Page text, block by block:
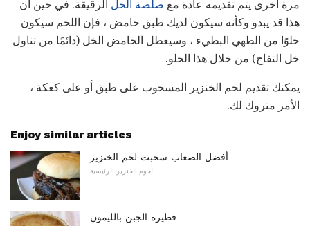
مرة أخرى يتم تقديمه عادة مع صلصة الخل الرقيقة. في حين أن
هذا قد يبدو وكأنه سيكون لديك طبق حامض ، فإن اللحم سيكون
حلوًا من الطهي البطيء ، وسيعطل الحامض الخل (دائمًا من تناول
خل التفاح) من خلال هذا الحلو.
يمكنك تقديم لحم الخنزير المسحوب على طبق أو على كعكة ،
الأمر متروك لك.
Enjoy similar articles
أفضل الصعاب سحبت لحم الخنزير
لحوم الخنزير الرئيسية
فطيرة الجبن بالليمون